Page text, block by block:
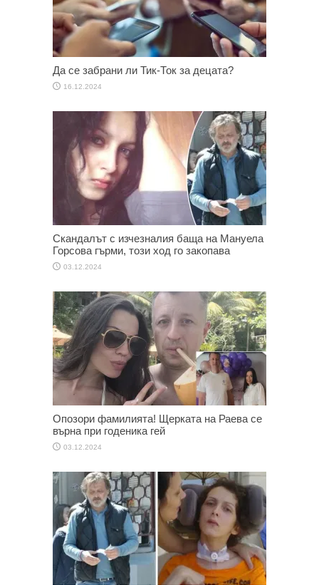
Да се забрани ли Тик-Ток за децата?
16.12.2024
Скандалът с изчезналия баща на Мануела
Горсова гърми, този ход го закопава
03.12.2024
Опозори фамилията! Щерката на Раева се
върна при годеника гей
03.12.2024